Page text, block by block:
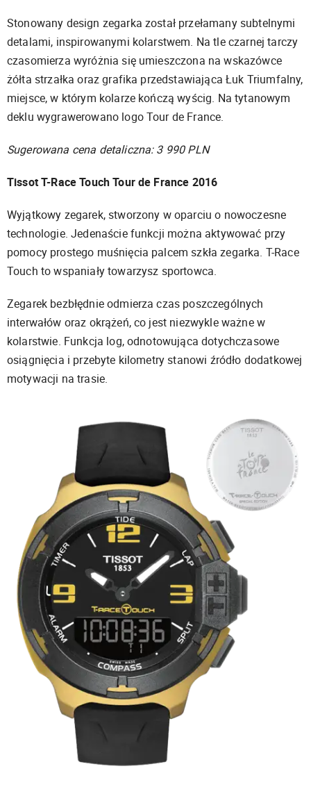
Stonowany design zegarka został przełamany subtelnymi
detalami, inspirowanymi kolarstwem. Na tle czarnej tarczy
czasomierza wyróżnia się umieszczona na wskazówce
żółta strzałka oraz grafika przedstawiająca Łuk Triumfalny,
miejsce, w którym kolarze kończą wyścig. Na tytanowym
deklu wygrawerowano logo Tour de France.
Sugerowana cena detaliczna: 3 990 PLN
Tissot T-Race Touch Tour de France 2016
Wyjątkowy zegarek, stworzony w oparciu o nowoczesne
technologie. Jedenaście funkcji można aktywować przy
pomocy prostego muśnięcia palcem szkła zegarka. T-Race
Touch to wspaniały towarzysz sportowca.
Zegarek bezbłędnie odmierza czas poszczególnych
interwałów oraz okrążeń, co jest niezwykle ważne w
kolarstwie. Funkcja log, odnotowująca dotychczasowe
osiągnięcia i przebyte kilometry stanowi źródło dodatkowej
motywacji na trasie.